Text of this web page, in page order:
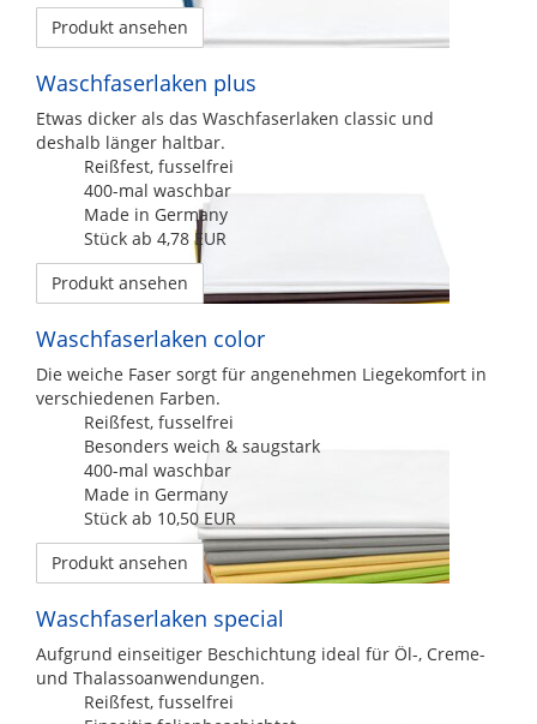
Produkt ansehen
Waschfaserlaken plus
Etwas dicker als das Waschfaserlaken classic und
deshalb länger haltbar.
Reißfest, fusselfrei
400-mal waschbar
Made in Germany
Stück ab 4,78 EUR
Produkt ansehen
Waschfaserlaken color
Die weiche Faser sorgt für angenehmen Liegekomfort in
verschiedenen Farben.
Reißfest, fusselfrei
Besonders weich & saugstark
400-mal waschbar
Made in Germany
Stück ab 10,50 EUR
Produkt ansehen
Waschfaserlaken special
Aufgrund einseitiger Beschichtung ideal für Öl-, Creme-
und Thalassoanwendungen.
Reißfest, fusselfrei